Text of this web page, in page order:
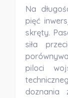
Na
pięć
skręty.
siła
piloci
doznania